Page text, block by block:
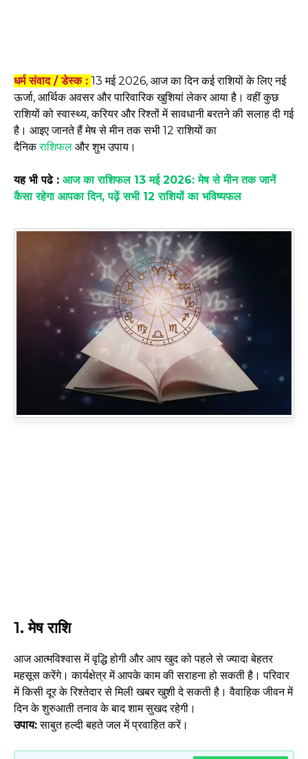
धर्म संवाद / डेस्क : 13 मई 2026, आज का दिन कई राशियों के लिए नई
ऊर्जा, आर्थिक अवसर और पारिवारिक खुशियां लेकर आया है। वहीं कुछ
राशियों को स्वास्थ्य, करियर और रिश्तों में सावधानी बरतने की सलाह दी गई
है। आइए जानते हैं मेष से मीन तक सभी 12 राशियों का
दैनिकराशिफल और शुभ उपाय।
यह भी पढे : आज का राशिफल 13 मई 2026: मेष से मीन तक जानें
कैसा रहेगा आपका दिन, पढ़ें सभी 12 राशियों का भविष्यफल
1.मेष राशि
आज आत्मविश्वास में वृद्धि होगी और आप खुद को पहले से ज्यादा बेहतर
महसूस करेंगे। कार्यक्षेत्र में आपके काम की सराहना हो सकती है। परिवार
में किसी दूर के रिश्तेदार से मिली खबर खुशी दे सकती है। वैवाहिक जीवन में
दिन के शुरुआती तनाव के बाद शाम सुखद रहेगी।
उपाय:साबुत हल्दी बहते जल में प्रवाहित करें।